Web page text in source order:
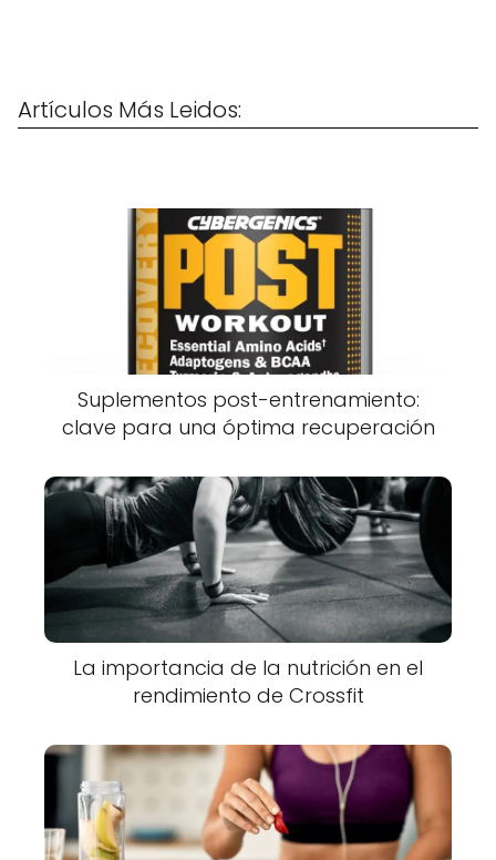
Artículos Más Leidos:
Suplementos post-entrenamiento:
clave para una óptima recuperación
La importancia de la nutrición en el
rendimiento de Crossfit